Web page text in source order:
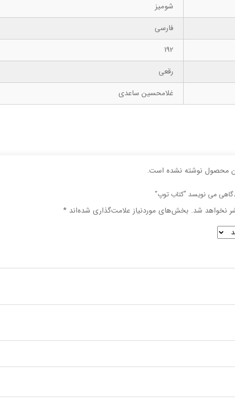
شومیز
فارسی
192
رقعی
غلامحسین ساعدی
محصول نوشته نشده است.
می نویسد “کتاب توپ”
نخواهد شد. بخش‌های موردنیاز علامت‌گذاری شده‌اند *